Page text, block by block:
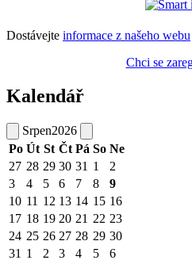
Dostávejte informace z našeho webu
Chci se
Kalendář
Srpen2026
Po Út St Čt Pá So Ne
27 28 29 30 31 1
2
3
4 5 6 7 8
9
10 11 12 13 14 15 16
17 18 19 20 21 22 23
24 25 26 27 28 29 30
31 1 2 3 4 5 6